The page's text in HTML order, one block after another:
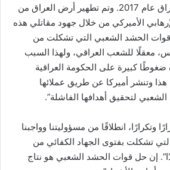
الأميركية الكبرى في العراق عام 2017. وتم تطهير أرض العراق من
الأميركي من خلال جهود مقاتلي هذه
الحشد الشعبي التي تشكلت من
معقلًا للشعب العراقي، ولهذا السبب
ضغوطًا كبيرة على الحكومة العراقية
وتنشر أميركا عن طريق عملائها
لتحقيق أهدافها الفاشلة”.
وتكرارًا، انطلاقًا من مسؤوليتنا وواجبنا
تشكلت بفتوى الجهاد الكفائي من
إن حل قوات الحشد الشعبي هو نتاج